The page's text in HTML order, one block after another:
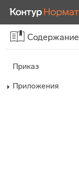
Содержание
Приказ
Приложения